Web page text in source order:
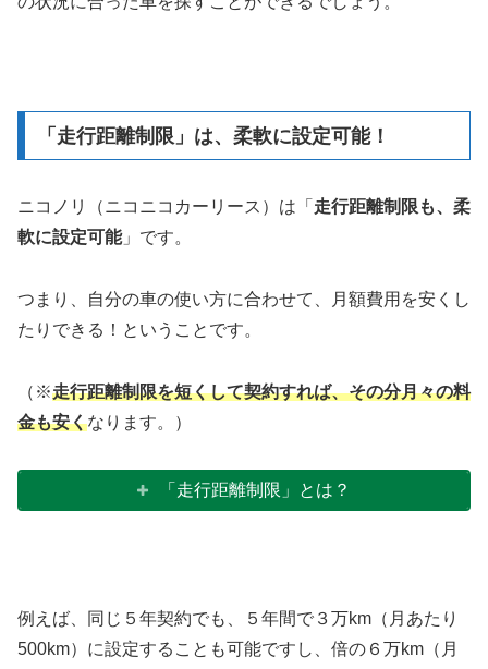
「走行距離制限」は、柔軟に設定可能！
ニコノリ（ニコニコカーリース）は「 走行距離制限も、柔
軟に設定可能」です。
つまり、自分の車の使い方に合わせて、月額費用を安くし
たりできる！ということです。
（※走行距離制限を短くして契約すれば、その分月々の料
金も安くなります。）
「走行距離制限」とは？
例えば、同じ５年契約でも、５年間で３万km（月あたり
500km）に設定することも可能ですし、倍の６万km（月